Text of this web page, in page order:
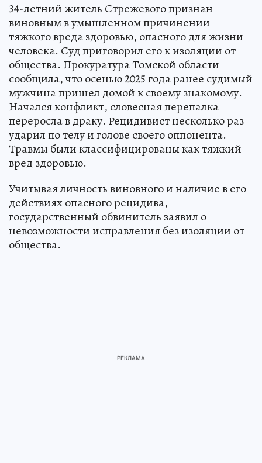
34-летний житель Стрежевого признан
виновным в умышленном причинении
тяжкого вреда здоровью, опасного для жизни
человека. Суд приговорил его к изоляции от
общества. Прокуратура Томской области
сообщила, что осенью 2025 года ранее судимый
мужчина пришел домой к своему знакомому.
Начался конфликт, словесная перепалка
переросла в драку. Рецидивист несколько раз
ударил по телу и голове своего оппонента.
Травмы были классифицированы как тяжкий
вред здоровью.
Учитывая личность виновного и наличие в его
действиях опасного рецидива,
государственный обвинитель заявил о
невозможности исправления без изоляции от
общества.